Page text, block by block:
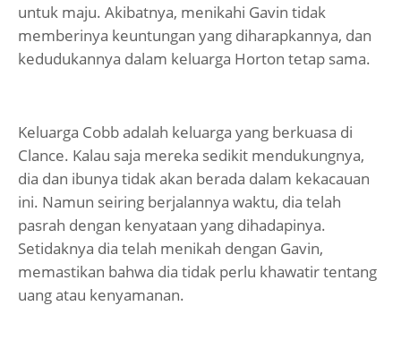
untuk maju. Akibatnya, menikahi Gavin tidak
memberinya keuntungan yang diharapkannya, dan
kedudukannya dalam keluarga Horton tetap sama.
Keluarga Cobb adalah keluarga yang berkuasa di
Clance. Kalau saja mereka sedikit mendukungnya,
dia dan ibunya tidak akan berada dalam kekacauan
ini. Namun seiring berjalannya waktu, dia telah
pasrah dengan kenyataan yang dihadapinya.
Setidaknya dia telah menikah dengan Gavin,
memastikan bahwa dia tidak perlu khawatir tentang
uang atau kenyamanan.